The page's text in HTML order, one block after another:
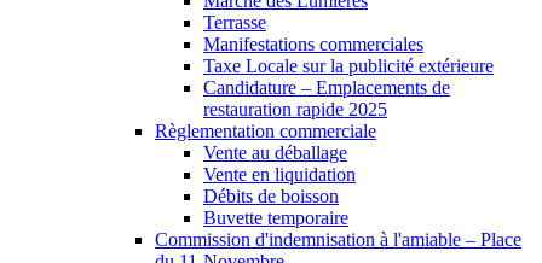
Terrasse
Manifestations commerciales
Taxe Locale sur la publicité extérieure
Candidature – Emplacements de
restauration rapide 2025
Règlementation commerciale
Vente au déballage
Vente en liquidation
Débits de boisson
Buvette temporaire
Commission d'indemnisation à l'amiable – Place